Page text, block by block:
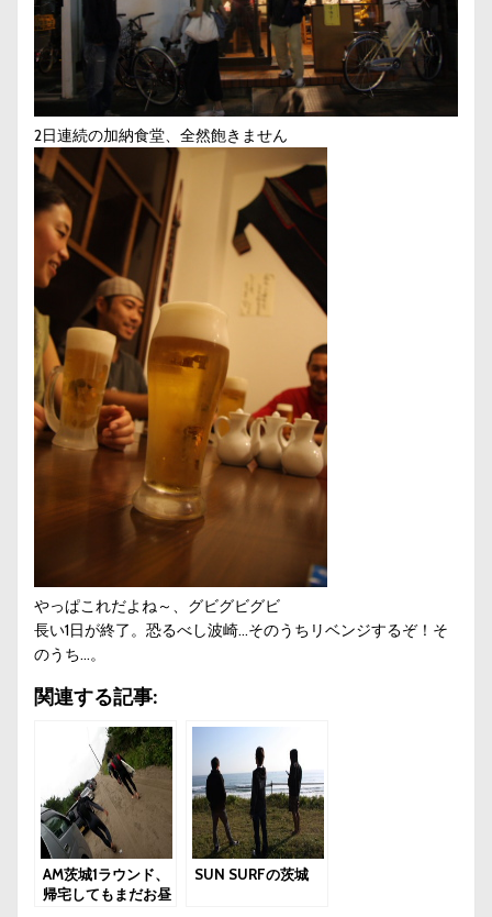
2日連続の加納食堂、全然飽きません
やっぱこれだよね～、グビグビグビ
長い1日が終了。恐るべし波崎…そのうちリベンジするぞ！そ
のうち…。
関連する記事:
AM茨城1ラウンド、
帰宅してもまだお昼
SUN SURFの茨城